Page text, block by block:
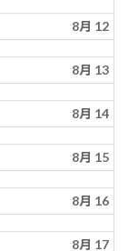
8月 12
8月 13
8月 14
8月 15
8月 16
8月 17